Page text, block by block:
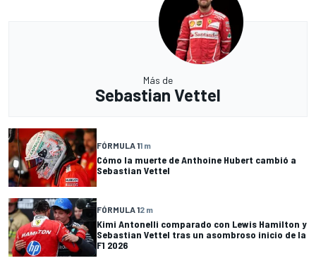
Más de
Sebastian Vettel
FÓRMULA 11 m
Cómo la muerte de Anthoine Hubert cambió a
Sebastian Vettel
FÓRMULA 12 m
Kimi Antonelli comparado con Lewis Hamilton y
Sebastian Vettel tras un asombroso inicio de la
F1 2026